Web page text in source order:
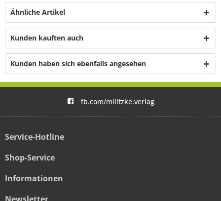
Ähnliche Artikel
Kunden kauften auch
Kunden haben sich ebenfalls angesehen
fb.com/militzke.verlag
Service-Hotline
Shop-Service
Informationen